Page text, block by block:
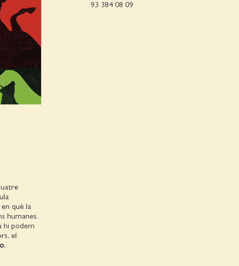
què la
humanes.
hi podem
el
.
93 384 08 09